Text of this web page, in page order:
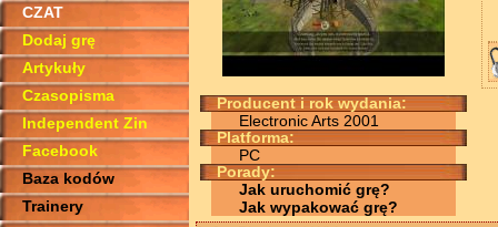
CZAT
Dodaj grę
Artykuły
Czasopisma
Independent Zin
Facebook
Baza kodów
Trainery
Producent i rok wydania:
Electronic Arts 2001
Platforma:
PC
Porady:
Jak uruchomić grę?
Jak wypakować grę?